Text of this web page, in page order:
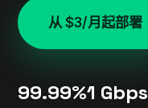
从 $3/月起部署
99.99%1 Gbps